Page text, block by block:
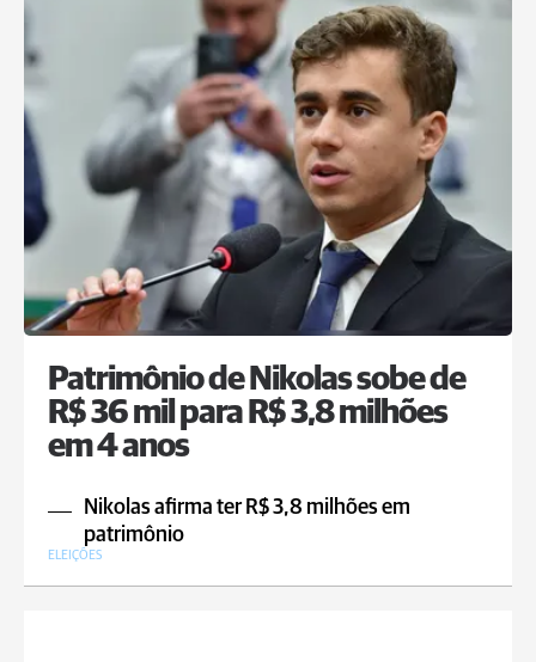
Patrimônio de Nikolas sobe de
R$ 36 mil para R$ 3,8 milhões
em 4 anos
Nikolas afirma ter R$ 3,8 milhões em
patrimônio
ELEIÇÕES